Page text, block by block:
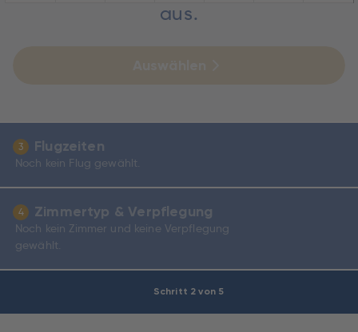
Schritt 2 von 5
aus.
3 Flugzeiten
Noch kein Flug gewählt.
4 Zimmertyp & Verpflegung
Noch kein Zimmer und keine Verpflegung
gewählt.